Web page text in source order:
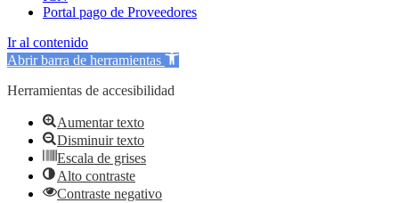
Portal pago de Proveedores
Ir al contenido
Abrir barra de herramientas
Herramientas de accesibilidad
Aumentar texto
Disminuir texto
Escala de grises
Alto contraste
Contraste negativo